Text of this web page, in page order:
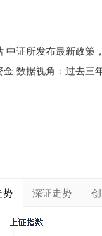
中证所发布最新政策
数据视角：过去三
势 深证走势